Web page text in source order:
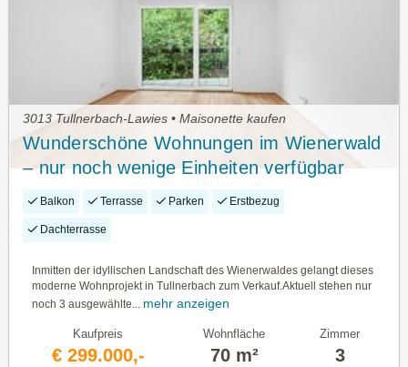
3013 Tullnerbach-Lawies • Maisonette kaufen
Wunderschöne Wohnungen im Wienerwald
– nur noch wenige Einheiten verfügbar
Balkon Terrasse Parken Erstbezug
Dachterrasse
Inmitten der idyllischen Landschaft des Wienerwaldes gelangt dieses
moderne Wohnprojekt in Tullnerbach zum Verkauf.Aktuell stehen nur
noch 3 ausgewählte... mehr anzeigen
Kaufpreis
€ 299.000,-
Wohnfläche
70 m²
Zimmer
3